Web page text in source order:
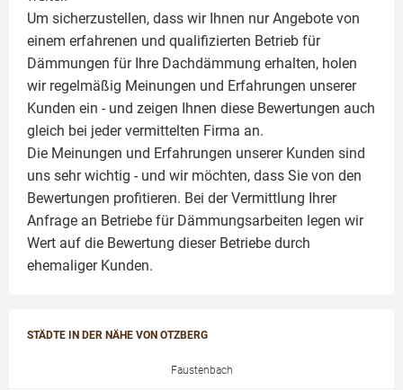
Um sicherzustellen, dass wir Ihnen nur Angebote von
einem erfahrenen und qualifizierten Betrieb für
Dämmungen für Ihre Dachdämmung erhalten, holen
wir regelmäßig Meinungen und Erfahrungen unserer
Kunden ein - und zeigen Ihnen diese Bewertungen auch
gleich bei jeder vermittelten Firma an.
Die Meinungen und Erfahrungen unserer Kunden sind
uns sehr wichtig - und wir möchten, dass Sie von den
Bewertungen profitieren. Bei der Vermittlung Ihrer
Anfrage an Betriebe für Dämmungsarbeiten legen wir
Wert auf die Bewertung dieser Betriebe durch
ehemaliger Kunden.
STÄDTE IN DER NÄHE VON OTZBERG
Faustenbach